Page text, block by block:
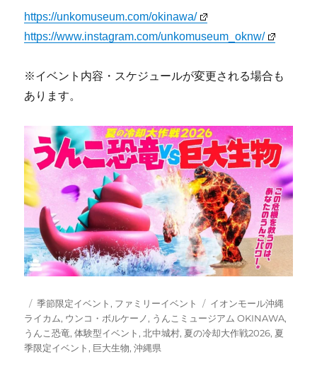
https://unkomuseum.com/okinawa/
https://www.instagram.com/unkomuseum_oknw/
※イベント内容・スケジュールが変更される場合も
あります。
投
稿
日:
カ
テ
ゴ
リ
季節限定イベント, ファミリーイベント
タ
グ
イオンモール沖縄
ライカム, ウンコ・ボルケーノ, うんこミュージアム OKINAWA,
うんこ恐竜,体験型イベント,北中城村, 夏の冷却大作戦2026, 夏
季限定イベント, 巨大生物,沖縄県